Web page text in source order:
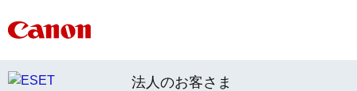
法人のお客さま